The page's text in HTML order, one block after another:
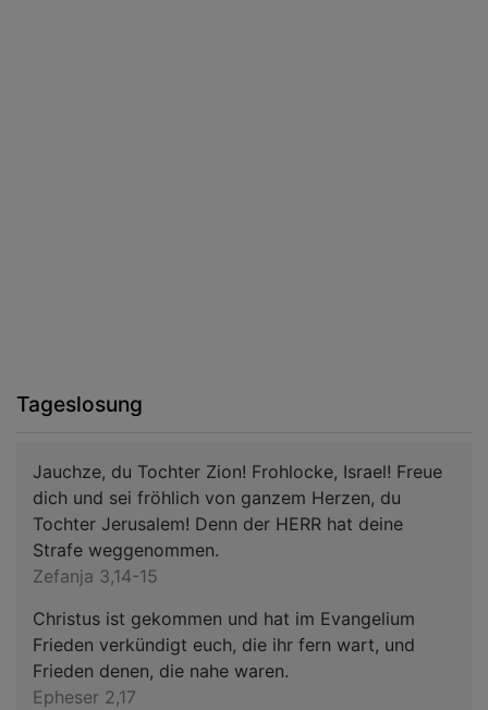
Tageslosung
Jauchze, du Tochter Zion! Frohlocke, Israel! Freue
dich und sei fröhlich von ganzem Herzen, du
Tochter Jerusalem! Denn der HERR hat deine
Strafe weggenommen.
Zefanja 3,14-15
Christus ist gekommen und hat im Evangelium
Frieden verkündigt euch, die ihr fern wart, und
Frieden denen, die nahe waren.
Epheser 2,17